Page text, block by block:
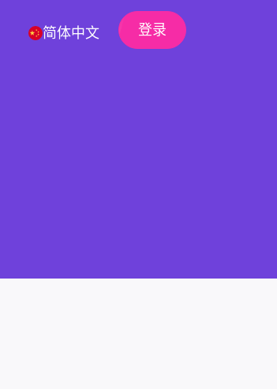
简体中文 登录